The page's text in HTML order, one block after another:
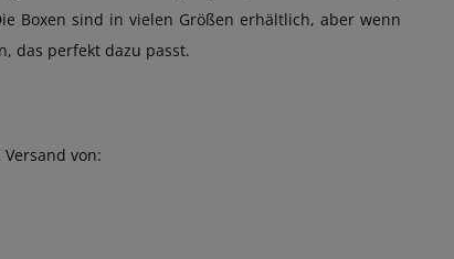
Boxen sind in vielen Größen erhältlich, aber wenn
das perfekt dazu passt.
von: